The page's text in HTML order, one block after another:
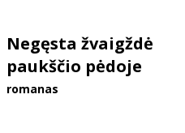
Negęsta žvaigždė
paukščio pėdoje
romanas